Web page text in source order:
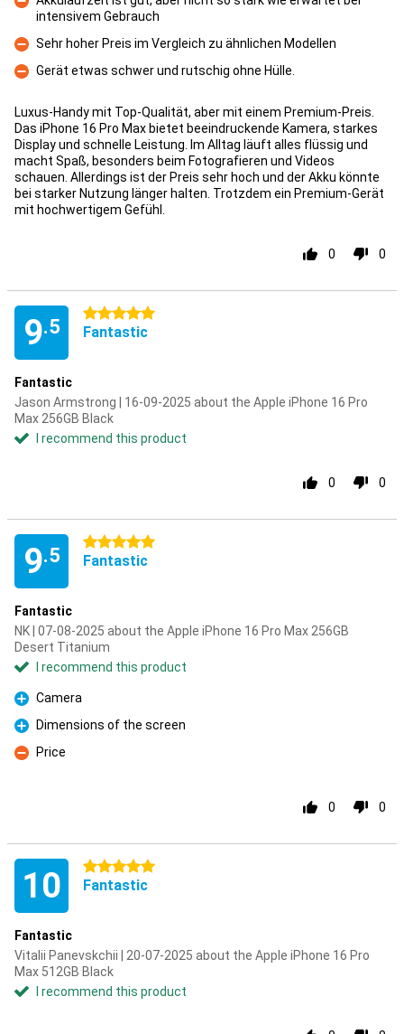
Conintensivem Gebrauch
Con
Sehr hoher Preis im Vergleich zu ähnlichen Modellen
Con
Gerät etwas schwer und rutschig ohne Hülle.
Luxus-Handy mit Top-Qualität, aber mit einem Premium-Preis.
Das iPhone 16 Pro Max bietet beeindruckende Kamera, starkes
Display und schnelle Leistung. Im Alltag läuft alles flüssig und
macht Spaß, besonders beim Fotografieren und Videos
schauen. Allerdings ist der Preis sehr hoch und der Akku könnte
bei starker Nutzung länger halten. Trotzdem ein Premium-Gerät
mit hochwertigem Gefühl.
0 0
9.5
5 stars
Fantastic
Fantastic
Jason Armstrong | 16-09-2025 about the Apple iPhone 16 Pro
Max 256GB Black
I recommend this product
0 0
9.5
5 stars
Fantastic
Fantastic
NK | 07-08-2025 about the Apple iPhone 16 Pro Max 256GB
Desert Titanium
I recommend this product
Pro
Camera
Pro
Dimensions of the screen
Con
Price
0 0
10 5 stars
Fantastic
Fantastic
Vitalii Panevskchii | 20-07-2025 about the Apple iPhone 16 Pro
Max 512GB Black
I recommend this product